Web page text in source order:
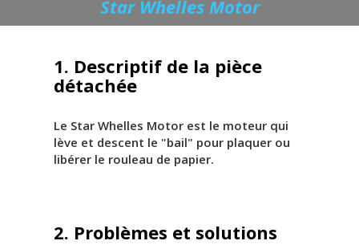
Star Whelles Motor
1. Descriptif de la pièce
détachée
Le Star Whelles Motor est le moteur qui
lève et descent le "bail" pour plaquer ou
libérer le rouleau de papier.
2. Problèmes et solutions